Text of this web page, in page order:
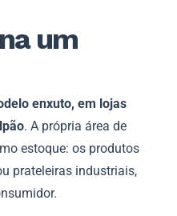
um
enxuto, em lojas
. A própria área de
estoque: os produtos
prateleiras industriais,